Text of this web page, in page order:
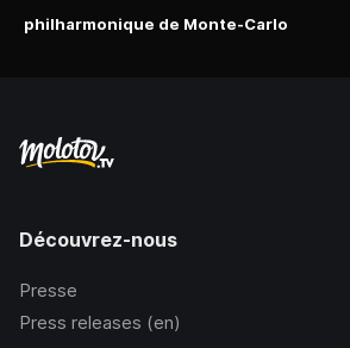
philharmonique de Monte-Carlo
Découvrez-nous
Presse
Press releases (en)